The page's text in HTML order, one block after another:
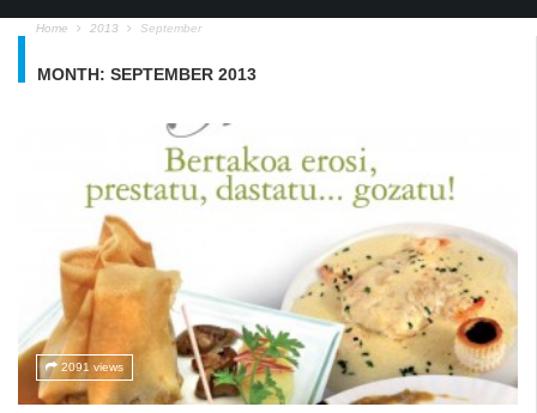
Home 2013 September
MONTH: SEPTEMBER 2013
2091 views